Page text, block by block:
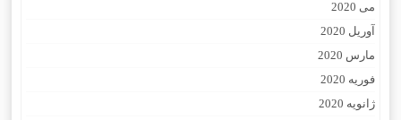
می 2020
آوریل 2020
مارس 2020
فوریه 2020
ژانویه 2020